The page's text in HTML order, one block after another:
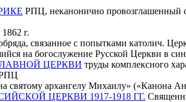
РПЦ, неканонично провозглашенный
г.
связанное с попытками католич.
на богослужение Русской Церкви в
ЦЕРКВИ труды комплексного
РПЦ
святому архангелу Михаилу» («Канона
ЦЕРКВИ 1917-1918 ГГ.